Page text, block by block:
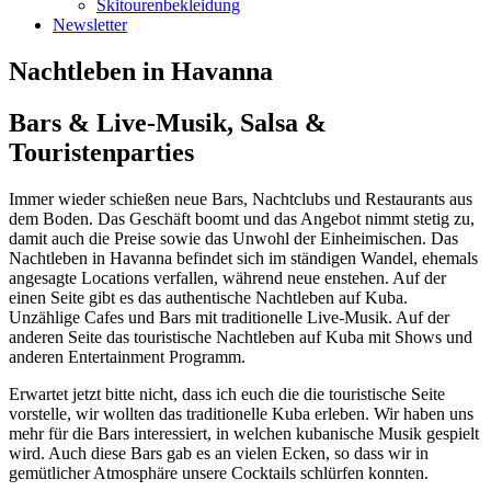
Skitourenbekleidung
Newsletter
Nachtleben in Havanna
Bars & Live-Musik, Salsa &
Touristenparties
Immer wieder schießen neue Bars, Nachtclubs und Restaurants aus
dem Boden. Das Geschäft boomt und das Angebot nimmt stetig zu,
damit auch die Preise sowie das Unwohl der Einheimischen. Das
Nachtleben in Havanna befindet sich im ständigen Wandel, ehemals
angesagte Locations verfallen, während neue enstehen. Auf der
einen Seite gibt es das authentische Nachtleben auf Kuba.
Unzählige Cafes und Bars mit traditionelle Live-Musik. Auf der
anderen Seite das touristische Nachtleben auf Kuba mit Shows und
anderen Entertainment Programm.
Erwartet jetzt bitte nicht, dass ich euch die die touristische Seite
vorstelle, wir wollten das traditionelle Kuba erleben. Wir haben uns
mehr für die Bars interessiert, in welchen kubanische Musik gespielt
wird. Auch diese Bars gab es an vielen Ecken, so dass wir in
gemütlicher Atmosphäre unsere Cocktails schlürfen konnten.